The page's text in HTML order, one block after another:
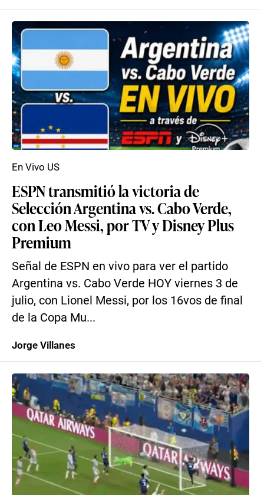
ESPN transmitió la victoria de
Selección Argentina vs. Cabo Verde,
con Leo Messi, por TV y Disney Plus
Premium
Señal de ESPN en vivo para ver el partido
Argentina vs. Cabo Verde HOY viernes 3 de
julio, con Lionel Messi, por los 16vos de final
de la Copa Mu...
En Vivo US
Jorge Villanes